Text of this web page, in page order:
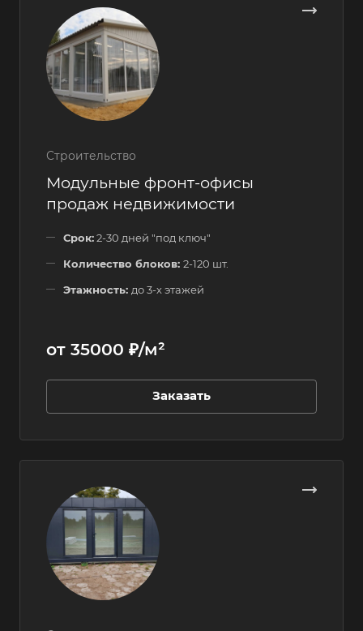
Строительство
Модульные фронт-офисы
продаж недвижимости
Срок:2-30 дней "под ключ"
Количество блоков: 2-120 шт.
Этажность: до 3-х этажей
от 35000 ₽/м²
Заказать